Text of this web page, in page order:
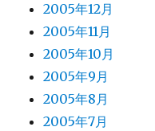
2005年12月
2005年11月
2005年10月
2005年9月
2005年8月
2005年7月